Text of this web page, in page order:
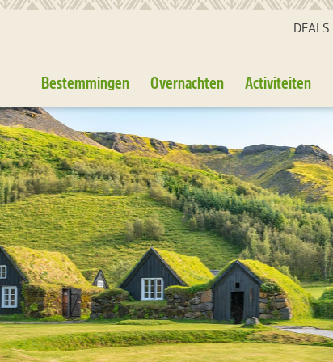
DEALS
Bestemmingen Overnachten Activiteiten